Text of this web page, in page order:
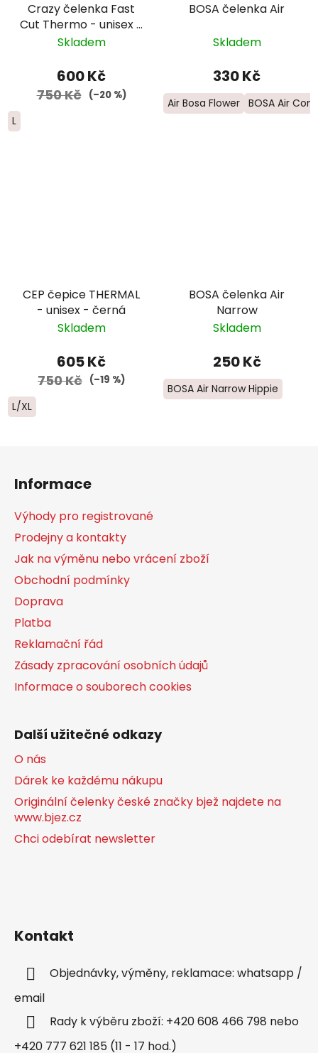
Crazy čelenka Fast
Cut Thermo - unisex -
vzor early
Skladem
600 Kč
750 Kč (–20 %)
L
BOSA čelenka Air
Skladem
330 Kč
Air Bosa Flower BOSA Air
CEP čepice THERMAL
- unisex - černá
Skladem
605 Kč
750 Kč (–19 %)
L/XL
BOSA čelenka Air
Narrow
Skladem
250 Kč
BOSA Air Narrow Hippie
Informace
Výhody pro registrované
Prodejny a kontakty
Jak na výměnu nebo vrácení zboží
Obchodní podmínky
Doprava
Platba
Reklamační řád
Zásady zpracování osobních údajů
Informace o souborech cookies
Další užitečné odkazy
O nás
Dárek ke každému nákupu
Originální čelenky české značky bjež najdete na
www.bjez.cz
Chci odebírat newsletter
Kontakt
Objednávky, výměny, reklamace: whatsapp /
email
Rady k výběru zboží: +420 608 466 798 nebo
+420 777 621 185 (11 - 17 hod.)